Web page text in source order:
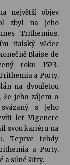
největší objev
zbyl na jeho
Trithemius,
italský vědec
Blaise de
roku 1523.
a Porty,
na dvouletou
že jeho zájem o
s jeho
let Vigenere
svou kariéru na
Teprve tehdy
a Porty,
a silné šifry.